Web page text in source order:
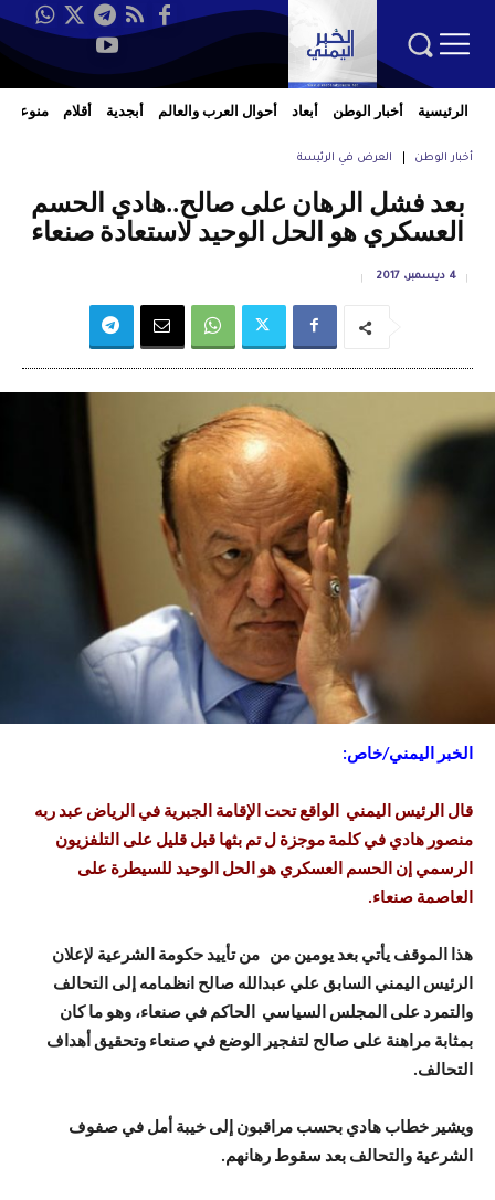
الرئيسية أخبار الوطن أبعاد أحوال العرب والعالم أبجدية أقلام منوعات
أخبار الوطن العرض في الرئيسة
بعد فشل الرهان على صالح..هادي الحسم
العسكري هو الحل الوحيد لاستعادة صنعاء
4 ديسمبر، 2017
الخبر اليمني/خاص:
قال الرئيس اليمني الواقع تحت الإقامة الجبرية في الرياض عبد ربه
منصور هادي في كلمة موجزة ل تم بثها قبل قليل على التلفزيون
الرسمي إن الحسم العسكري هو الحل الوحيد للسيطرة على
العاصمة صنعاء.
هذا الموقف يأتي بعد يومين من من تأييد حكومة الشرعية لإعلان
الرئيس اليمني السابق علي عبدالله صالح انظمامه إلى التحالف
والتمرد على المجلس السياسي الحاكم في صنعاء، وهو ما كان
بمثابة مراهنة على صالح لتفجير الوضع في صنعاء وتحقيق أهداف
التحالف.
ويشير خطاب هادي بحسب مراقبون إلى خيبة أمل في صفوف
الشرعية والتحالف بعد سقوط رهانهم.